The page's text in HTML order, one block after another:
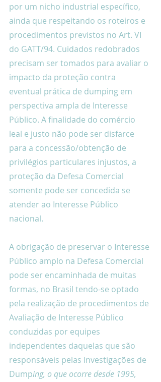
por um nicho industrial específico,
ainda que respeitando os roteiros e
procedimentos previstos no Art. VI
do GATT/94. Cuidados redobrados
precisam ser tomados para avaliar o
impacto da proteção contra
eventual prática de dumping em
perspectiva ampla de Interesse
Público. A finalidade do comércio
leal e justo não pode ser disfarce
para a concessão/obtenção de
privilégios particulares injustos, a
proteção da Defesa Comercial
somente pode ser concedida se
atender ao Interesse Público
nacional.
A obrigação de preservar o Interesse
Público amplo na Defesa Comercial
pode ser encaminhada de muitas
formas, no Brasil tendo-se optado
pela realização de procedimentos de
Avaliação de Interesse Público
conduzidas por equipes
independentes daquelas que são
responsáveis pelas Investigações de
Dumping, o que ocorre desde 1995,